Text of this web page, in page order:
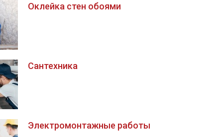
Оклейка стен обоями
Сантехника
Электромонтажные работы